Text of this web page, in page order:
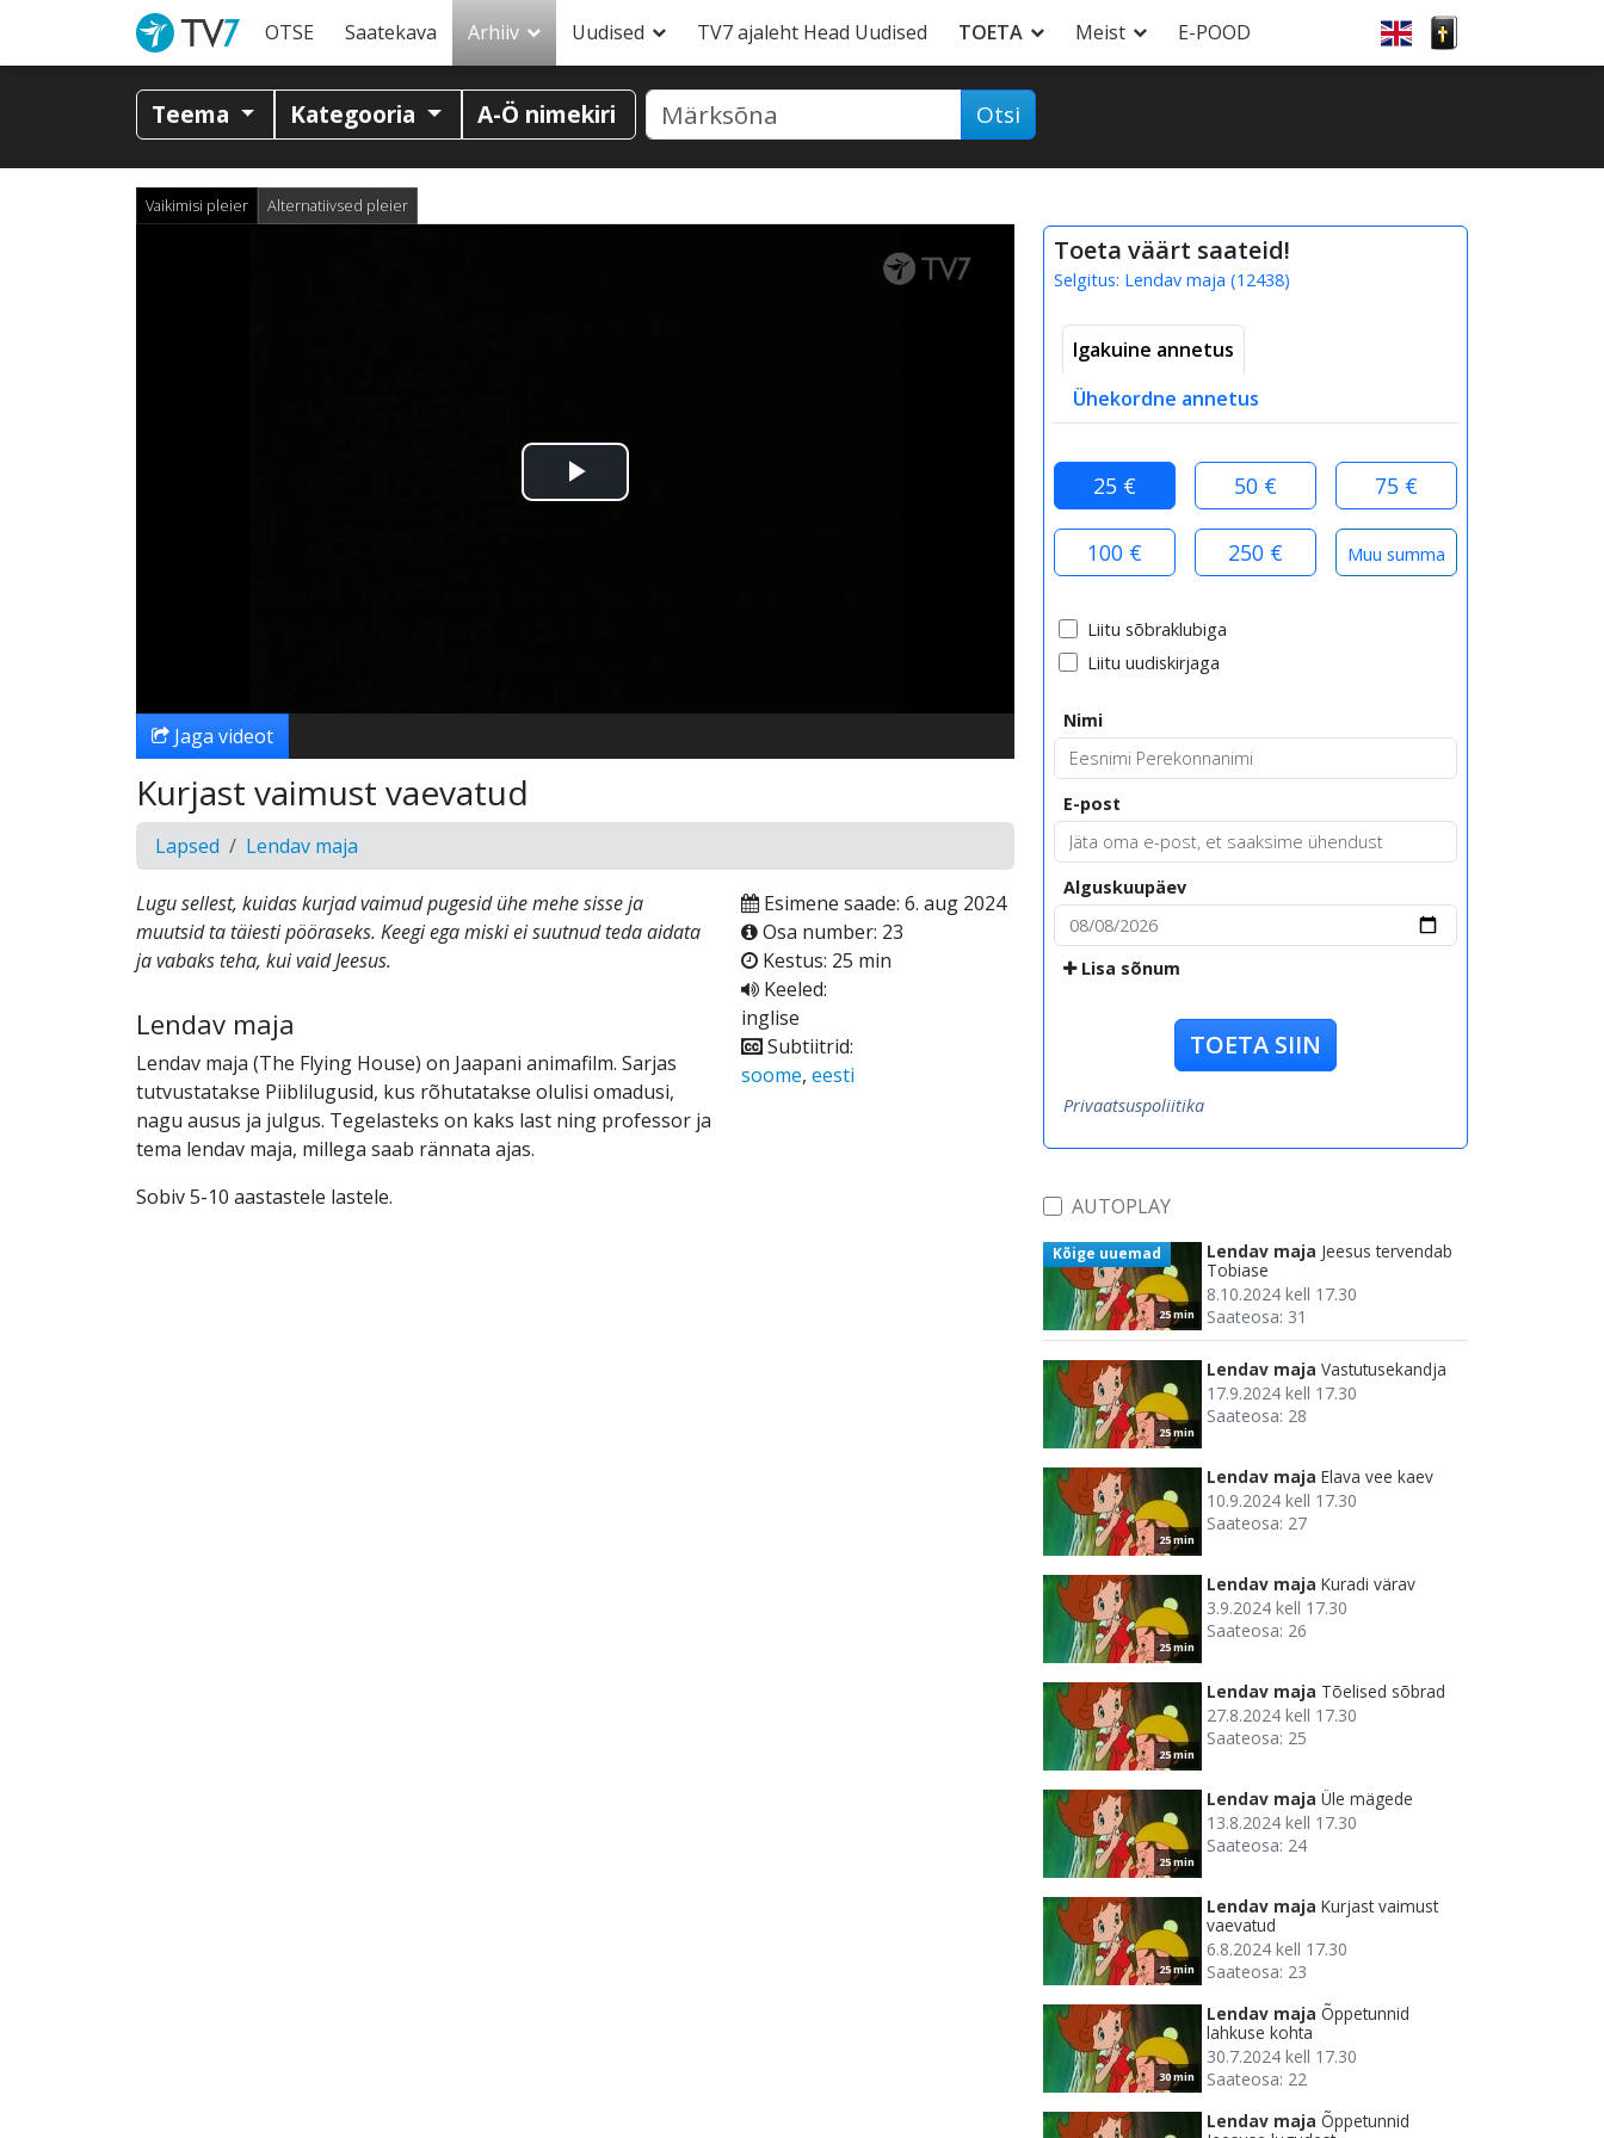
OTSE Saatekava Arhiiv Uudised TV7 ajaleht Head Uudised TOETA Meist E-POOD
Teema Kategooria A-Ö nimekiri Otsi
Vaikimisi pleier Alternatiivsed pleier
Esita
Jaga videot
Kurjast vaimust vaevatud
Lapsed Lendav maja
Lugu sellest, kuidas kurjad vaimud pugesid ühe mehe sisse ja
muutsid ta täiesti pööraseks. Keegi ega miski ei suutnud teda aidata
ja vabaks teha, kui vaid Jeesus.
Lendav maja
Lendav maja (The Flying House) on Jaapani animafilm. Sarjas
tutvustatakse Piiblilugusid, kus rõhutatakse olulisi omadusi,
nagu ausus ja julgus. Tegelasteks on kaks last ning professor ja
tema lendav maja, millega saab rännata ajas.
Sobiv 5-10 aastastele lastele.
Esimene saade: 6. aug 2024
Osa number: 23
Kestus: 25 min
Keeled:
inglise
Subtiitrid:
soome, eesti
Toeta väärt saateid!
Selgitus: Lendav maja (12438)
Igakuine annetus
Ühekordne annetus
25 € 50 € 75 €
100 € 250 €
Liitu sõbraklubiga
Liitu uudiskirjaga
Nimi
E-post
Alguskuupäev
Lisa sõnum
TOETA SIIN
Privaatsuspoliitika
AUTOPLAY
25 min
Kõige uuemad Lendav maja Jeesus tervendab
Tobiase
8.10.2024 kell 17.30
Saateosa: 31
25 min
Lendav maja Vastutusekandja
17.9.2024 kell 17.30
Saateosa: 28
25 min
Lendav maja Elava vee kaev
10.9.2024 kell 17.30
Saateosa: 27
25 min
Lendav maja Kuradi värav
3.9.2024 kell 17.30
Saateosa: 26
25 min
Lendav maja Tõelised sõbrad
27.8.2024 kell 17.30
Saateosa: 25
25 min
Lendav maja Üle mägede
13.8.2024 kell 17.30
Saateosa: 24
25 min
Lendav maja Kurjast vaimust
vaevatud
6.8.2024 kell 17.30
Saateosa: 23
30 min
Lendav maja Õppetunnid
lahkuse kohta
30.7.2024 kell 17.30
Saateosa: 22
Lendav maja Õppetunnid